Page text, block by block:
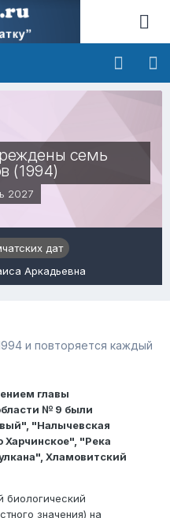
семь
(1994)
2027
дат
Аркадьевна
и повторяется каждый
главы
№ 9 были
"Налычевская
Харчинское", "Река
Хламовитский
биологический
значения) на